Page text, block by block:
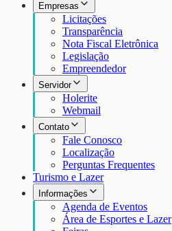
Empresas
Licitações
Transparência
Nota Fiscal Eletrônica
Legislação
Empreendedor
Servidor
Holerite
Webmail
Contato
Fale Conosco
Localização
Perguntas Frequentes
Turismo e Lazer
Informações
Agenda de Eventos
Área de Esportes e Lazer